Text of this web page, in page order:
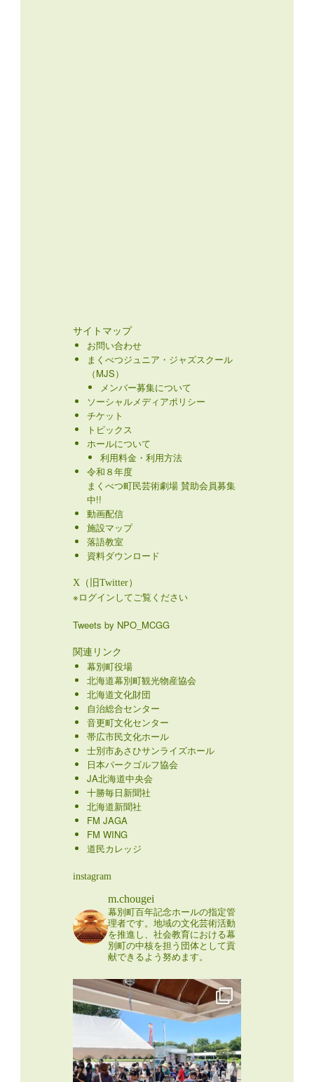
サイトマップ
お問い合わせ
まくべつジュニア・ジャズスクール
（MJS）
メンバー募集について
ソーシャルメディアポリシー
チケット
トピックス
ホールについて
利用料金・利用方法
令和８年度
まくべつ町民芸術劇場 賛助会員募集
中!!
動画配信
施設マップ
落語教室
資料ダウンロード
X（旧Twitter）
※ログインしてご覧ください
Tweets by NPO_MCGG
関連リンク
幕別町役場
北海道幕別町観光物産協会
北海道文化財団
自治総合センター
音更町文化センター
帯広市民文化ホール
士別市あさひサンライズホール
日本パークゴルフ協会
JA北海道中央会
十勝毎日新聞社
北海道新聞社
FM JAGA
FM WING
道民カレッジ
instagram
m.chougei
幕別町百年記念ホールの指定管
理者です。地域の文化芸術活動
を推進し、社会教育における幕
別町の中核を担う団体として貢
献できるよう努めます。